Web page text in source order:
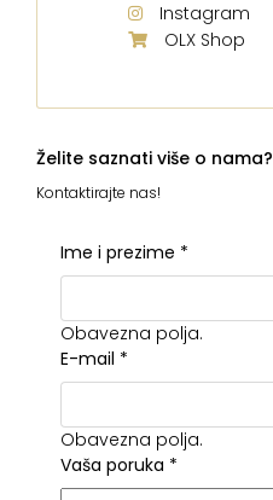
Instagram
OLX Shop
Želite saznati više o nama?
Kontaktirajte nas!
Ime i prezime *
Obavezna polja.
E-mail *
Obavezna polja.
Vaša poruka *